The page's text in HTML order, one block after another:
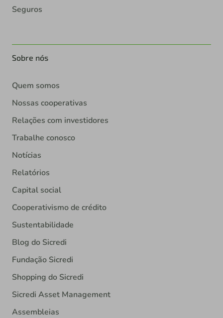
Seguros
Sobre nós
Quem somos
Nossas cooperativas
Relações com investidores
Trabalhe conosco
Notícias
Relatórios
Capital social
Cooperativismo de crédito
Sustentabilidade
Blog do Sicredi
Fundação Sicredi
Shopping do Sicredi
Sicredi Asset Management
Assembleias